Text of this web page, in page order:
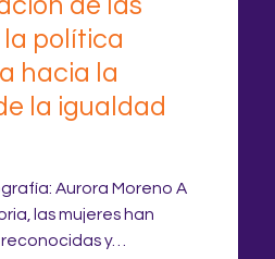
la política
hacia la
la igualdad
Aurora Moreno A
las mujeres han
y…